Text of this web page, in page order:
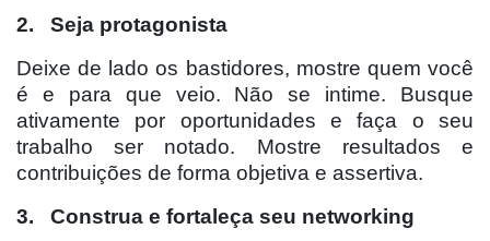
2. Seja protagonista
Deixe de lado os bastidores, mostre quem você
é e para que veio. Não se intime. Busque
ativamente por oportunidades e faça o seu
trabalho ser notado. Mostre resultados e
contribuições de forma objetiva e assertiva.
3. Construa e fortaleça seu networking